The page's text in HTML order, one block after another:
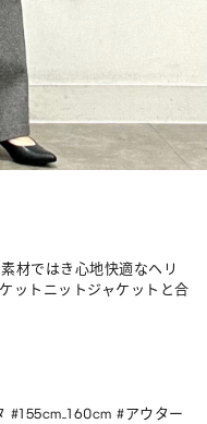
材ではき心地快適なヘリ
ットニットジャケットと合
#155cm_160cm #アウター